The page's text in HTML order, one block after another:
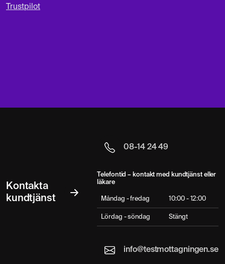
Trustpilot
Kontakta
kundtjänst
08-14 24 49
Telefontid – kontakt med kundtjänst eller
läkare
Måndag - fredag 10:00 - 12:00
Lördag - söndag Stängt
info@testmottagningen.se